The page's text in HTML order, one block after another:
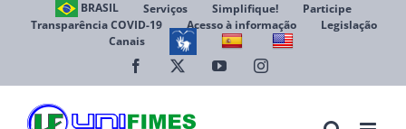
BRASIL Serviços Simplifique!
Participe
Transparência COVID-19
Acesso à informação
Legislação
Canais
Facebook YouTubeInstagram